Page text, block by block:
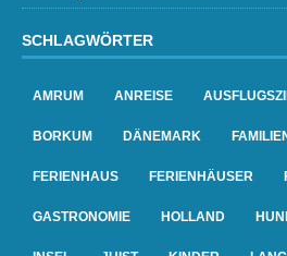
SCHLAGWÖRTER
AMRUM ANREISE
BORKUM DÄNEMARK
FERIENHAUS FERIENHÄUSER
GASTRONOMIE HOLLAND